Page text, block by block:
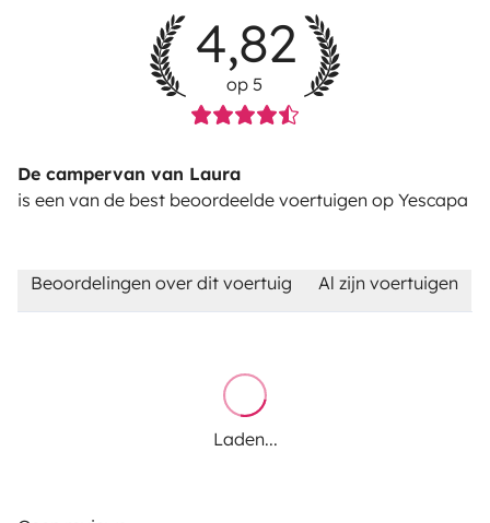
4,82
op 5
De campervan van Laura
is een van de best beoordeelde voertuigen op Yescapa
Beoordelingen over dit voertuig Al zijn voertuigen
Laden...